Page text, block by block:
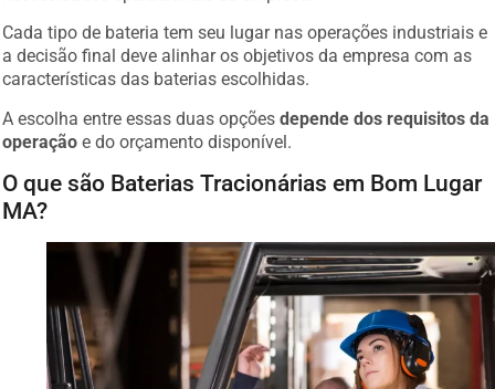
Cada tipo de bateria tem seu lugar nas operações industriais e
a decisão final deve alinhar os objetivos da empresa com as
características das baterias escolhidas.
A escolha entre essas duas opçõesdepende dos requisitos da
operação e do orçamento disponível.
O que são Baterias Tracionárias em Bom Lugar
MA?